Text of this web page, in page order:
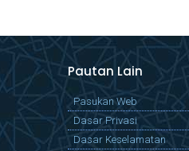
Pautan Lain
Pasukan Web
Dasar Privasi
Dasar Keselamatan